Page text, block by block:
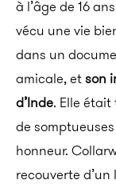
à l’âge de 16
vécu une vie
dans un
amicale, etson
d’Inde. Elle
de
honneur.
recouverte